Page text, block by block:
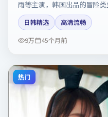
雨等主演，韩国出品的冒险
代切片。剧情简介与主创信
方资料为准。
日韩精选
高清流畅
9万
45个月前
热门